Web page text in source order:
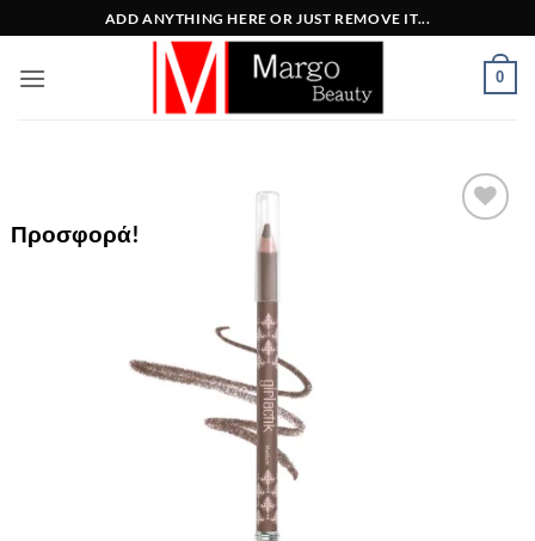
στο
περιεχόμενο
ADD ANYTHING HERE OR JUST REMOVE IT...
0
Προσφορά!